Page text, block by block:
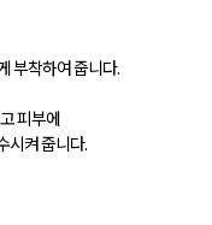
부착하여 줍니다.
피부에
시켜 줍니다.